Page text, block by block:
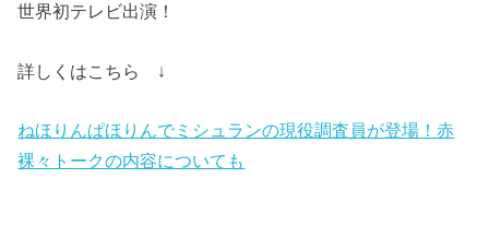
世界初テレビ出演！
詳しくはこちら ↓
ねほりんぱほりんでミシュランの現役調査員が登場！赤
裸々トークの内容についても